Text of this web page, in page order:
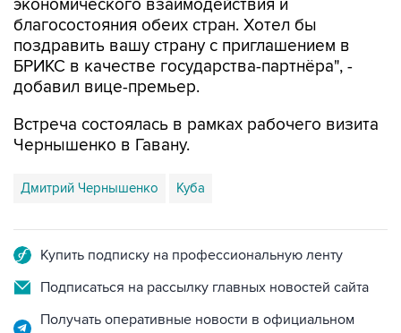
поздравить вашу страну с приглашением в
БРИКС в качестве государства-партнёра", -
добавил вице-премьер.
Встреча состоялась в рамках рабочего визита
Дмитрий Чернышенко Куба
Подписаться на рассылку главных новостей сайта
Получать оперативные новости в официальном